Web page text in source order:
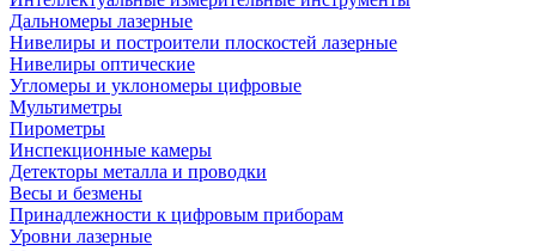
Дальномеры лазерные
Нивелиры и построители плоскостей лазерные
Нивелиры оптические
Угломеры и уклономеры цифровые
Мультиметры
Пирометры
Инспекционные камеры
Детекторы металла и проводки
Весы и безмены
Принадлежности к цифровым приборам
Уровни лазерные